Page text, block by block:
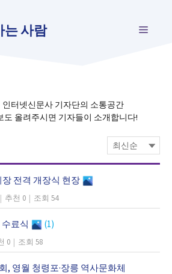
는 사람 메
터넷신문사 기자단의 소통공간
도 올려주시면 기자들이 소개합니다!
전격 개장식 현장
| 추천 0 | 조회 54
료식 (1)
0 | 조회 58
, 영월 청령포·장릉 역사문화체